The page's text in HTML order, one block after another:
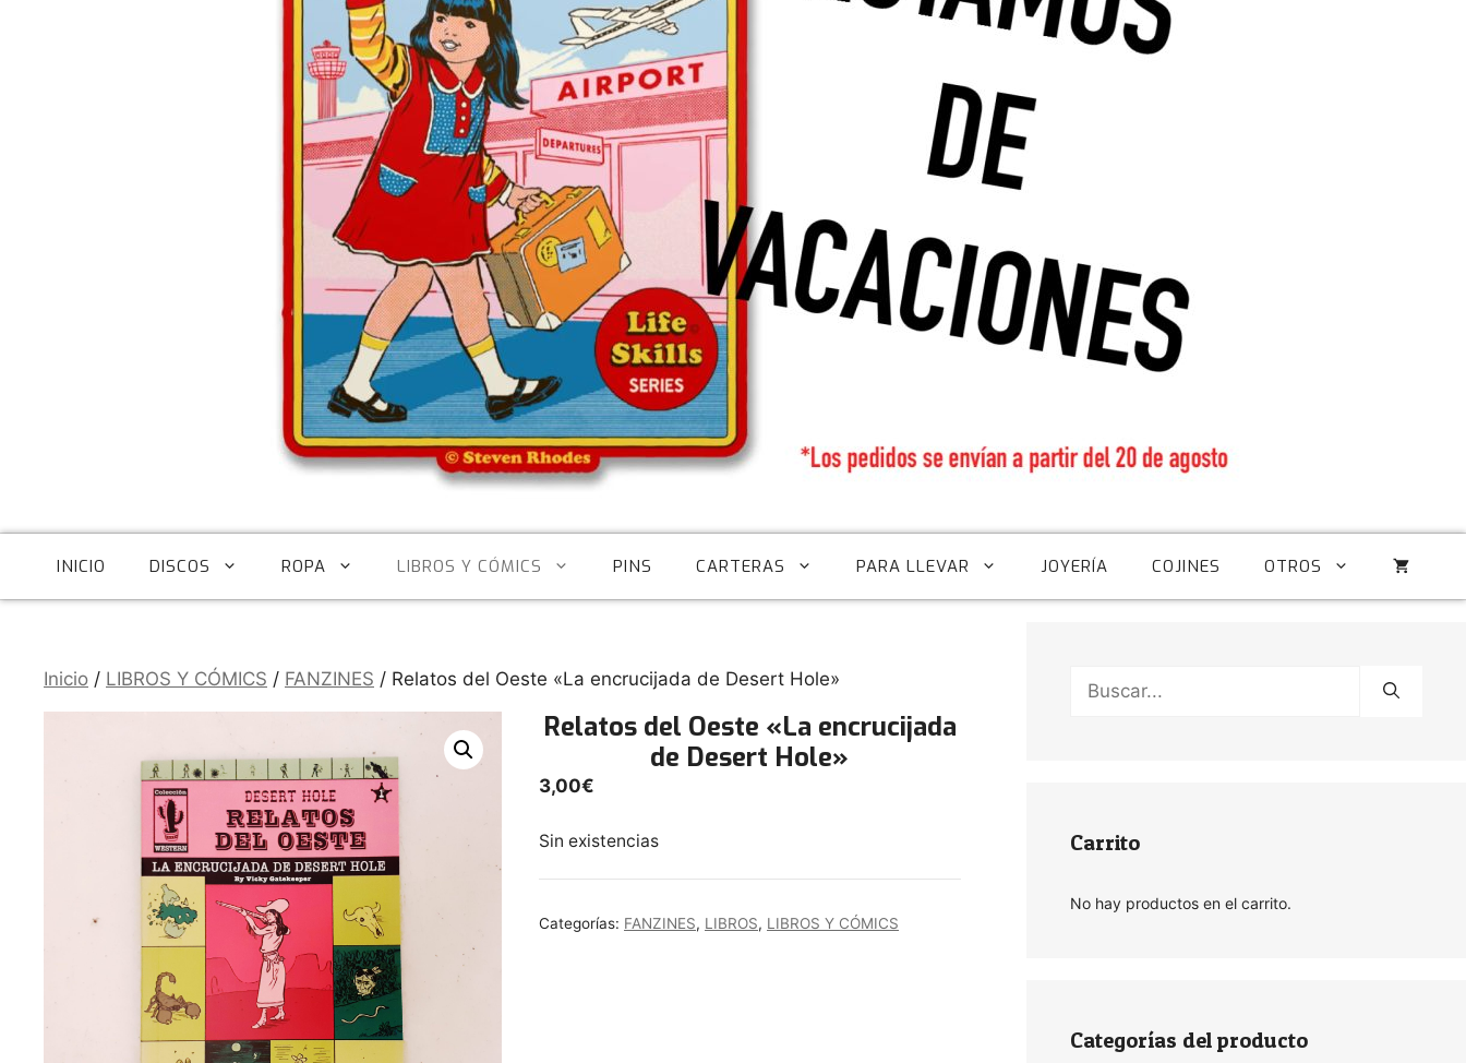
INICIO DISCOS ROPA LIBROS Y CÓMICS PINS CARTERAS PARA LLEVAR JOYERÍA COJINES OTROS
Inicio / LIBROS Y CÓMICS / FANZINES / Relatos del Oeste «La encrucijada de Desert Hole»
Relatos del Oeste «La encrucijada
de Desert Hole»
3,00€
Sin existencias
Categorías: FANZINES, LIBROS, LIBROS Y CÓMICS
Buscar:
Carrito
No hay productos en el carrito.
Categorías del producto